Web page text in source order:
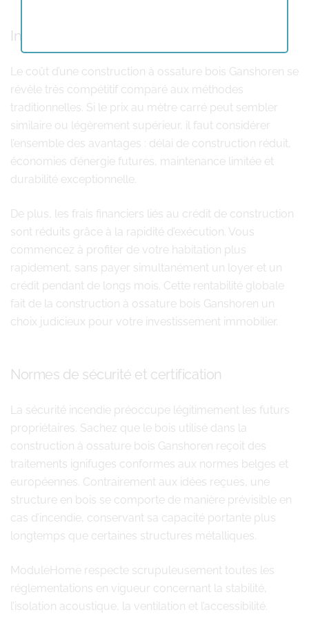
Investissement et rapport qualité-prix
Le coût d’une construction à ossature bois Ganshoren se
révèle très compétitif comparé aux méthodes
traditionnelles. Si le prix au mètre carré peut sembler
similaire ou légèrement supérieur, il faut considérer
l’ensemble des avantages : délai de construction réduit,
économies d’énergie futures, maintenance limitée et
durabilité exceptionnelle.
De plus, les frais financiers liés au crédit de construction
sont réduits grâce à la rapidité d’exécution. Vous
commencez à profiter de votre habitation plus
rapidement, sans payer simultanément un loyer et un
crédit pendant de longs mois. Cette rentabilité globale
fait de la construction à ossature bois Ganshoren un
choix judicieux pour votre investissement immobilier.
Normes de sécurité et certification
La sécurité incendie préoccupe légitimement les futurs
propriétaires. Sachez que le bois utilisé dans la
construction à ossature bois Ganshoren reçoit des
traitements ignifuges conformes aux normes belges et
européennes. Contrairement aux idées reçues, une
structure en bois se comporte de manière prévisible en
cas d’incendie, conservant sa capacité portante plus
longtemps que certaines structures métalliques.
ModuleHome respecte scrupuleusement toutes les
réglementations en vigueur concernant la stabilité,
l’isolation acoustique, la ventilation et l’accessibilité.